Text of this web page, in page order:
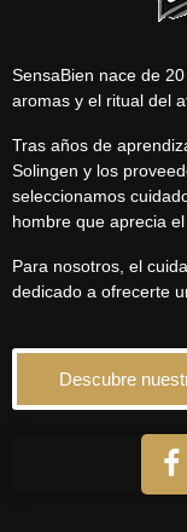
SensaBien nace de
aromas y el ritual del
Tras años de
Solingen y los
seleccionamos
hombre que aprecia
Para nosotros, el
dedicado a ofrecerte
Descubre